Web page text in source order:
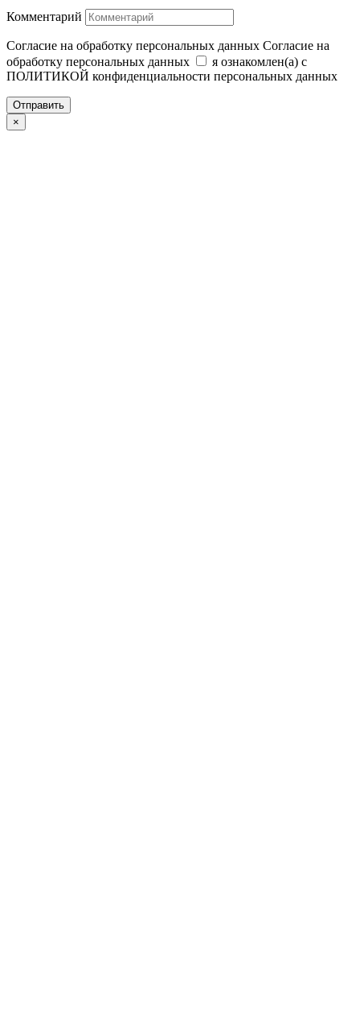
Комментарий
Согласие на обработку персональных данных Согласие на
обработку персональных данных
я ознакомлен(а) с
ПОЛИТИКОЙ конфиденциальности персональных данных
Отправить
×